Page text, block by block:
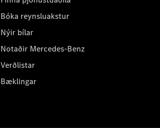
Bóka reynsluakstur
Nýir bílar
Notaðir Mercedes-Benz
Verðlistar
Bæklingar